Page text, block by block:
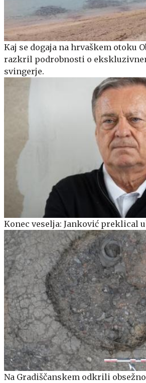
Kaj se dogaja na hrvaškem otoku
razkril podrobnosti o
svingerje.
Konec veselja: Janković preklical
Na Gradiščanskem odkrili